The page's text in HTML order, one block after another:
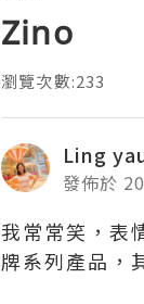
Zino
瀏覽次數:233
Ling
發佈於
我常常笑，表
牌系列產品，